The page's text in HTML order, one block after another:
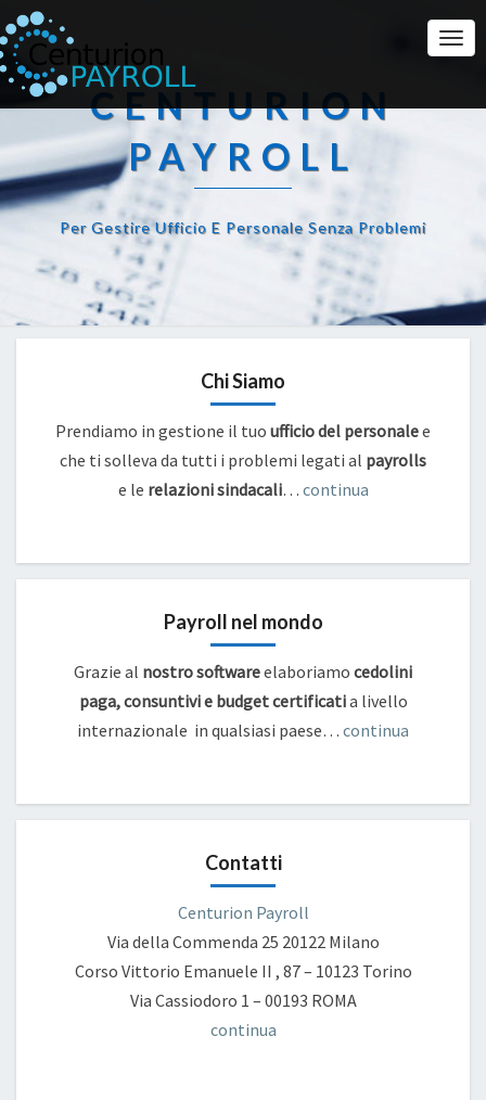
CENTURION
PAYROLL
Per Gestire Ufficio E Personale Senza Problemi
Chi Siamo
Prendiamo in gestione il tuo ufficio del personalee
che ti solleva da tutti i problemi legati al payrolls
e le relazioni sindacali… continua
Payroll nel mondo
Grazie al nostro softwareelaboriamo cedolini
paga, consuntivi e budget certificatia livello
internazionale in qualsiasi paese… continua
Contatti
Centurion Payroll
Via della Commenda 25 20122 Milano
Corso Vittorio Emanuele II , 87 – 10123 Torino
Via Cassiodoro 1 – 00193 ROMA
continua